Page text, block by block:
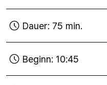
Dauer: 75 min.
Beginn: 10:45